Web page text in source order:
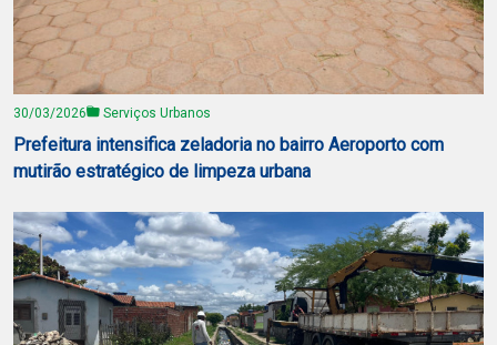
30/03/2026 Serviços Urbanos
Prefeitura intensifica zeladoria no bairro Aeroporto com
mutirão estratégico de limpeza urbana